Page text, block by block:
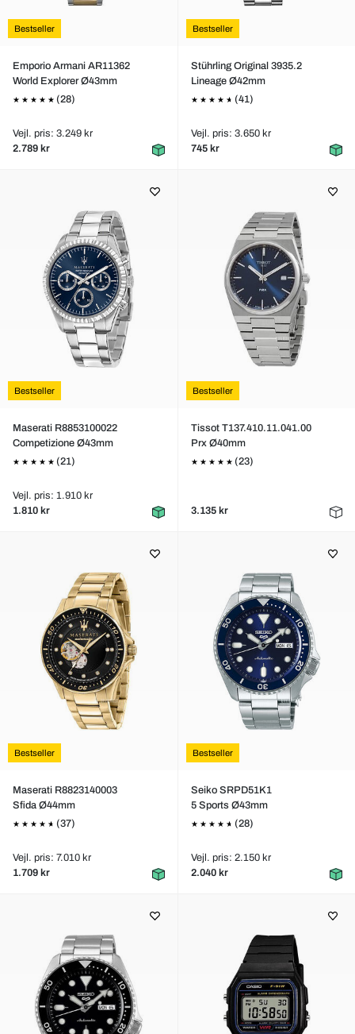
Bestseller
Emporio Armani AR11362
World Explorer Ø43mm
(28)
Vejl. pris: 3.249 kr
2.789 kr
Bestseller
Stührling Original 3935.2
Lineage Ø42mm
(41)
Vejl. pris: 3.650 kr
745 kr
Bestseller
Maserati R8853100022
Competizione Ø43mm
(21)
Vejl. pris: 1.910 kr
1.810 kr
Bestseller
Tissot T137.410.11.041.00
Prx Ø40mm
(23)
3.135 kr
Bestseller
Maserati R8823140003
Sfida Ø44mm
(37)
Vejl. pris: 7.010 kr
1.709 kr
Bestseller
Seiko SRPD51K1
5 Sports Ø43mm
(28)
Vejl. pris: 2.150 kr
2.040 kr